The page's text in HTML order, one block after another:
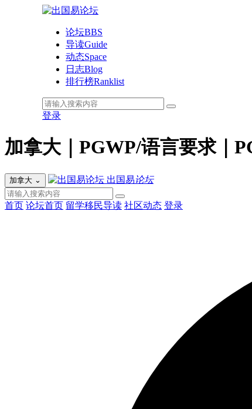
论坛BBS
导读Guide
动态Space
日志Blog
排行榜Ranklist
登录
加拿大｜PGWP/语言要求｜
加拿大 ⌄ 出国易论坛
首页 论坛首页 留学移民导读 社区动态 登录